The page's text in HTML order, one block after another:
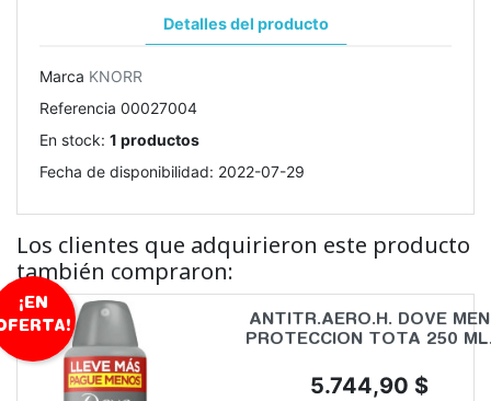
Detalles del producto
Marca KNORR
Referencia 00027004
En stock: 1 productos
Fecha de disponibilidad: 2022-07-29
Los clientes que adquirieron este producto
también compraron:
ANTITR.AERO.H. DOVE MEN
PROTECCION TOTA 250
Precio
5.744,90 $
¡EN